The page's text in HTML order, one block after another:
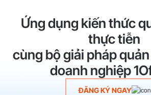
Ứng dụng kiến thức
thực tiễn
cùng bộ giải pháp
doanh nghiệp
ĐĂNG KÝ NGAY